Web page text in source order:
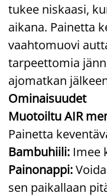
tukee niskaasi,
aikana. Painetta
vaahtomuovi
tarpeettomia
ajomatkan
Ominaisuudet
Muotoiltu AIR
Painetta
Bambuhiili: Imee
Painonappi:
sen paikallaan